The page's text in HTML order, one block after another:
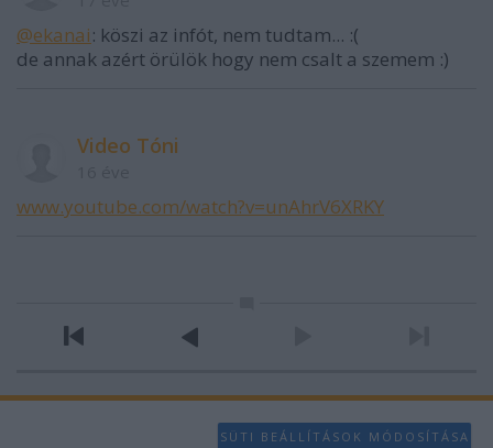
@ekanai: köszi az infót, nem tudtam... :(
de annak azért örülök hogy nem csalt a szemem :)
Video Tóni
www.youtube.com/watch?v=unAhrV6XRKY
SÜTI BEÁLLÍTÁSOK MÓDOSÍTÁSA